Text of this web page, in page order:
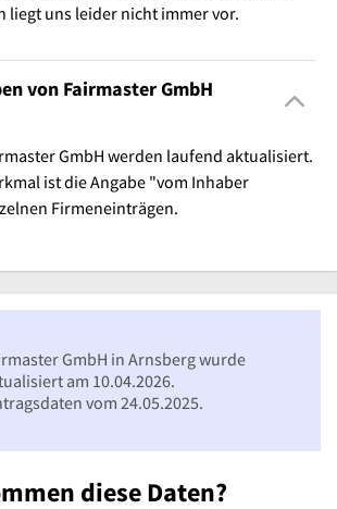
liegt uns leider nicht immer vor.
von Fairmaster GmbH
GmbH werden laufend aktualisiert.
ist die Angabe "vom Inhaber
Firmeneinträgen.
diese Daten?
GmbH in Arnsberg wurde
am 10.04.2026.
vom 24.05.2025.